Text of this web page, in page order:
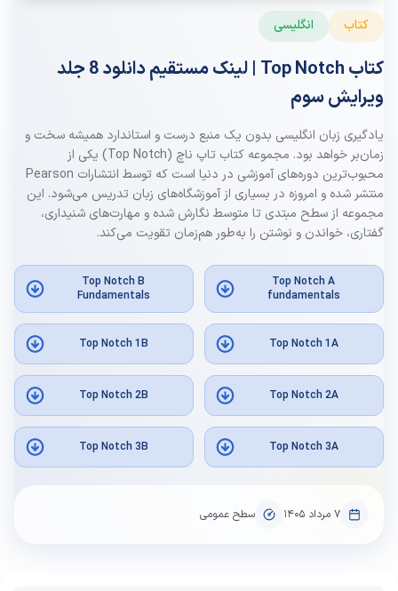
کتاب انگلیسی
کتاب Top Notch | لینک مستقیم دانلود 8 جلد
ویرایش سوم
یادگیری زبان انگلیسی بدون یک منبع درست و استاندارد همیشه سخت و
زمان‌بر خواهد بود. مجموعه کتاب تاپ ناچ (Top Notch) یکی از
محبوب‌ترین دوره‌های آموزشی در دنیا است که توسط انتشارات Pearson
منتشر شده و امروزه در بسیاری از آموزشگاه‌های زبان تدریس می‌شود. این
مجموعه از سطح مبتدی تا متوسط نگارش شده و مهارت‌های شنیداری،
گفتاری، خواندن و نوشتن را به‌طور هم‌زمان تقویت می‌کند.
Top Notch A
fundamentals
Top Notch B
Fundamentals
Top Notch 1A
Top Notch 1B
Top Notch 2A
Top Notch 2B
Top Notch 3A
Top Notch 3B
۷ مرداد ۱۴۰۵ سطح عمومی